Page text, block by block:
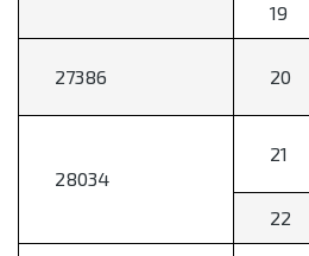
19
27386 20
28034
21
22